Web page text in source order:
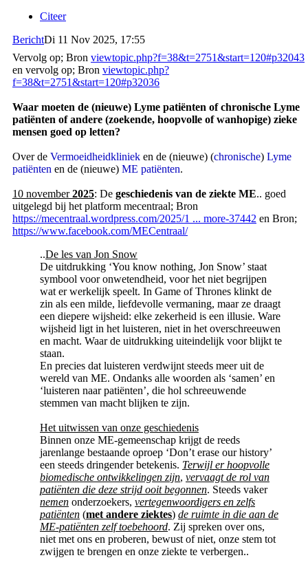
Citeer
BerichtDi 11 Nov 2025, 17:55
Vervolg op; Bron viewtopic.php?f=38&t=2751&start=120#p32043
en vervolg op; Bron viewtopic.php?
f=38&t=2751&start=120#p32036
Waar moeten de (nieuwe) Lyme patiënten of chronische Lyme
patiënten of andere (zoekende, hoopvolle of wanhopige) zieke
mensen goed op letten?
Over de Vermoeidheidkliniek en de (nieuwe) (chronische) Lyme
patiënten en de (nieuwe) ME patiënten.
10 november2025: De geschiedenis van de ziekte ME.. goed
uitgelegd bij het platform mecentraal; Bron
https://mecentraal.wordpress.com/2025/1 ... more-37442 en Bron;
https://www.facebook.com/MECentraal/
..De les van Jon Snow
De uitdrukking ‘You know nothing, Jon Snow’ staat
symbool voor onwetendheid, voor het niet begrijpen
wat er werkelijk speelt. In Game of Thrones klinkt de
zin als een milde, liefdevolle vermaning, maar ze draagt
een diepere wijsheid: elke zekerheid is een illusie. Ware
wijsheid ligt in het luisteren, niet in het overschreeuwen
en macht. Waar de uitdrukking uiteindelijk voor blijkt te
staan.
En precies dat luisteren verdwijnt steeds meer uit de
wereld van ME. Ondanks alle woorden als ‘samen’ en
‘luisteren naar patiënten’, die hol schreeuwende
stemmen van macht blijken te zijn.
Het uitwissen van onze geschiedenis
Binnen onze ME-gemeenschap krijgt de reeds
jarenlange bestaande oproep ‘Don’t erase our history’
een steeds dringender betekenis. Terwijl er hoopvolle
biomedische ontwikkelingen zijn, vervaagt de rol van
patiënten die deze strijd ooit begonnen. Steeds vaker
nemen onderzoekers, vertegenwoordigers en zelfs
patiënten (met andere ziektes) de ruimte in die aan de
ME-patiënten zelf toebehoord. Zij spreken over ons,
niet met ons en proberen, bewust of niet, onze stem tot
zwijgen te brengen en onze ziekte te verbergen..